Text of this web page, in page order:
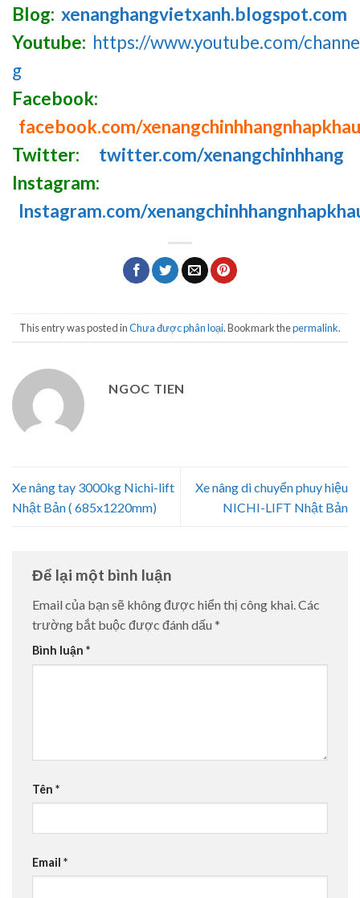
Blog: xenanghangvietxanh.blogspot.com
Youtube: https://www.youtube.com/
g
Facebook:
facebook.com/xenangchinhhangnhapkhau
Twitter:
twitter.com/xenangchinhhang
Instagram:
Instagram.com/
This entry was posted inChưa được phân loại. Bookmark thepermalink.
NGOC TIEN
Xe nâng tay 3000kg Nichi-lift
Nhật Bản ( 685x1220mm)
Xe nâng di chuyển phuy hiệu
NICHI-LIFT Nhật Bản
Để lại một bình luận
Email của bạn sẽ không được hiển thị công khai.Các
trường bắt buộc được đánh dấu *
Bình luận *
Tên *
Email *